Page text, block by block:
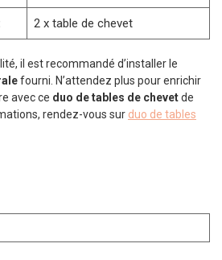
2 x table de chevet
il est recommandé d’installer le
fourni. N’attendez plus pour enrichir
avec ce duo de tables de chevetde
rendez-vous sur duo de tables